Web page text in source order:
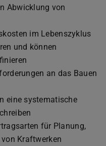
Abwicklung von
im Lebenszyklus
und können
an das Bauen
eine systematische
für Planung,
Kraftwerken